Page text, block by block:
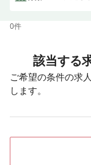
0件
該当する
ご希望の条件の求
します。